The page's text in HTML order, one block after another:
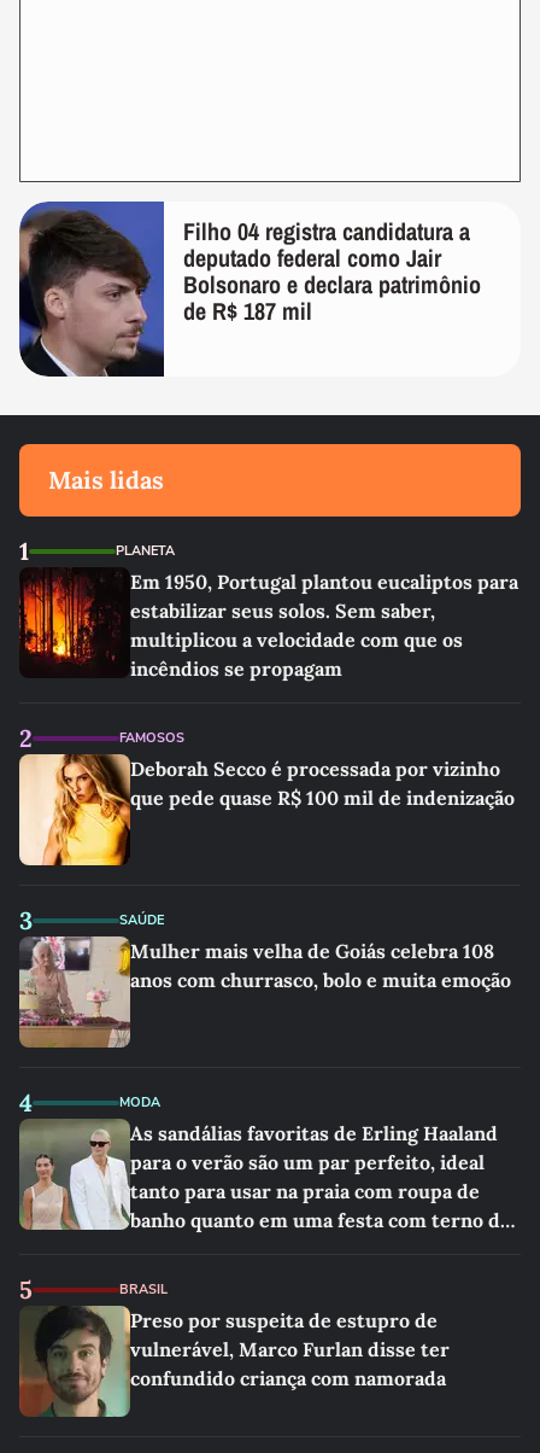
Filho 04 registra candidatura a
deputado federal como Jair
Bolsonaro e declara patrimônio
de R$ 187 mil
Mais lidas
1 PLANETA
Em 1950, Portugal plantou eucaliptos para
estabilizar seus solos. Sem saber,
multiplicou a velocidade com que os
incêndios se propagam
2 FAMOSOS
Deborah Secco é processada por vizinho
que pede quase R$ 100 mil de indenização
3 SAÚDE
Mulher mais velha de Goiás celebra 108
anos com churrasco, bolo e muita emoção
4 MODA
As sandálias favoritas de Erling Haaland
para o verão são um par perfeito, ideal
tanto para usar na praia com roupa de
banho quanto em uma festa com terno de
5 BRASIL
Preso por suspeita de estupro de
vulnerável, Marco Furlan disse ter
confundido criança com namorada